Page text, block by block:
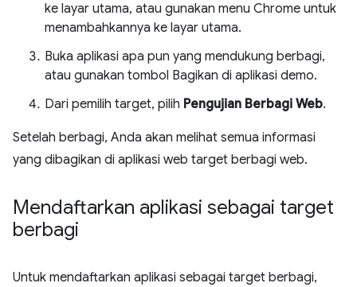
ke layar utama, atau gunakan menu Chrome untuk
menambahkannya ke layar utama.
Buka aplikasi apa pun yang mendukung berbagi,
atau gunakan tombol Bagikan di aplikasi demo.
Dari pemilih target, pilih Pengujian Berbagi Web.
Setelah berbagi, Anda akan melihat semua informasi
yang dibagikan di aplikasi web target berbagi web.
Mendaftarkan aplikasi sebagai target
berbagi
Untuk mendaftarkan aplikasi sebagai target berbagi,